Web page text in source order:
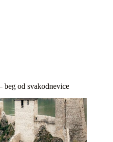
beg od svakodnevice